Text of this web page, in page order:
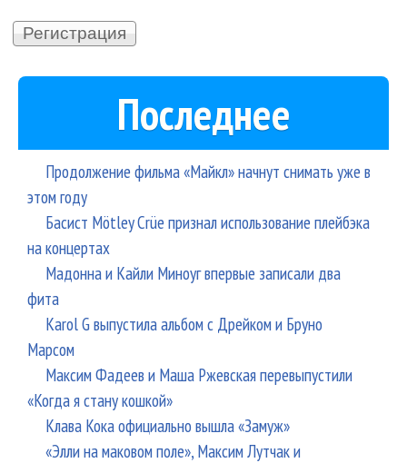
Последнее
Продолжение фильма «Майкл» начнут снимать уже в
этом году
Басист Mötley Crüe признал использование плейбэка
на концертах
Мадонна и Кайли Миноуг впервые записали два
фита
Karol G выпустила альбом с Дрейком и Бруно
Марсом
Максим Фадеев и Маша Ржевская перевыпустили
«Когда я стану кошкой»
Клава Кока официально вышла «Замуж»
«Элли на маковом поле», Максим Лутчак и